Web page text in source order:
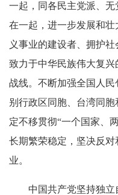
一起，同各民主党派、
在一起，进一步发展和
义事业的建设者、拥护
致力于中华民族伟大复
战线。不断加强全国人
别行政区同胞、台湾同
定不移贯彻“一个国家、
长期繁荣稳定，坚决反对
业。
中国共产党坚持独立